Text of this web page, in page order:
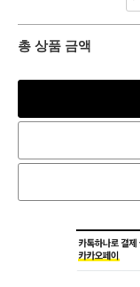
총 상품 금액